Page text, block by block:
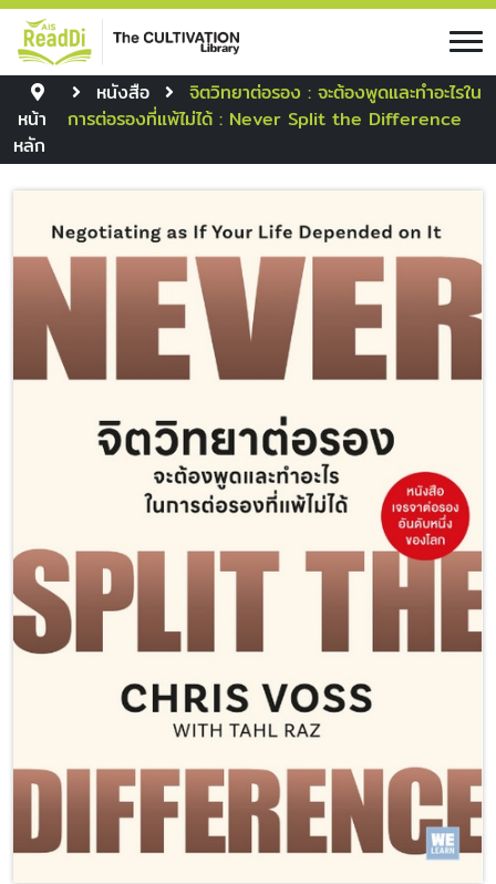
หน้า
หลัก
หนังสือ
จิตวิทยาต่อรอง : จะต้องพูดและทำอะไรใน
การต่อรองที่แพ้ไม่ได้ : Never Split the Difference